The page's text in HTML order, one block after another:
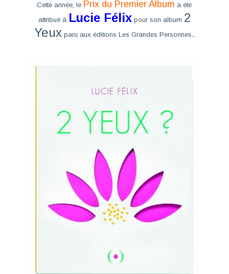
Cette année, le Prix du Premier Album a été
attribué à Lucie Félixpour son album 2
Yeux paru aux éditions Les Grandes Personnes .